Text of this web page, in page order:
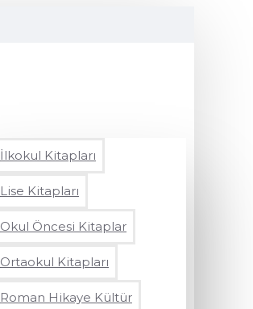
İlkokul Kitapları
Lise Kitapları
Okul Öncesi Kitaplar
Ortaokul Kitapları
Roman Hikaye Kültür